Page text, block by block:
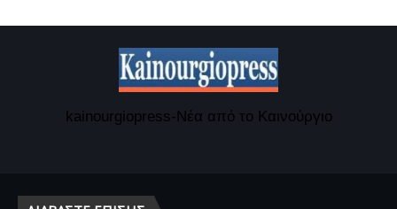
kainourgiopress-Νέα από το Καινούργιο